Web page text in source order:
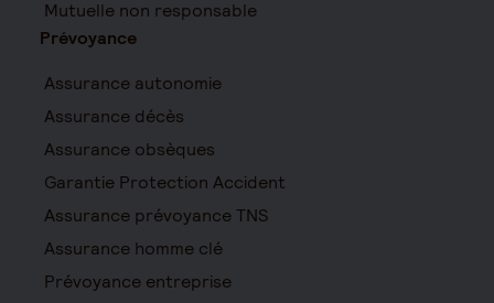
Mutuelle non responsable
Prévoyance
Assurance autonomie
Assurance décès
Assurance obsèques
Garantie Protection Accident
Assurance prévoyance TNS
Assurance homme clé
Prévoyance entreprise